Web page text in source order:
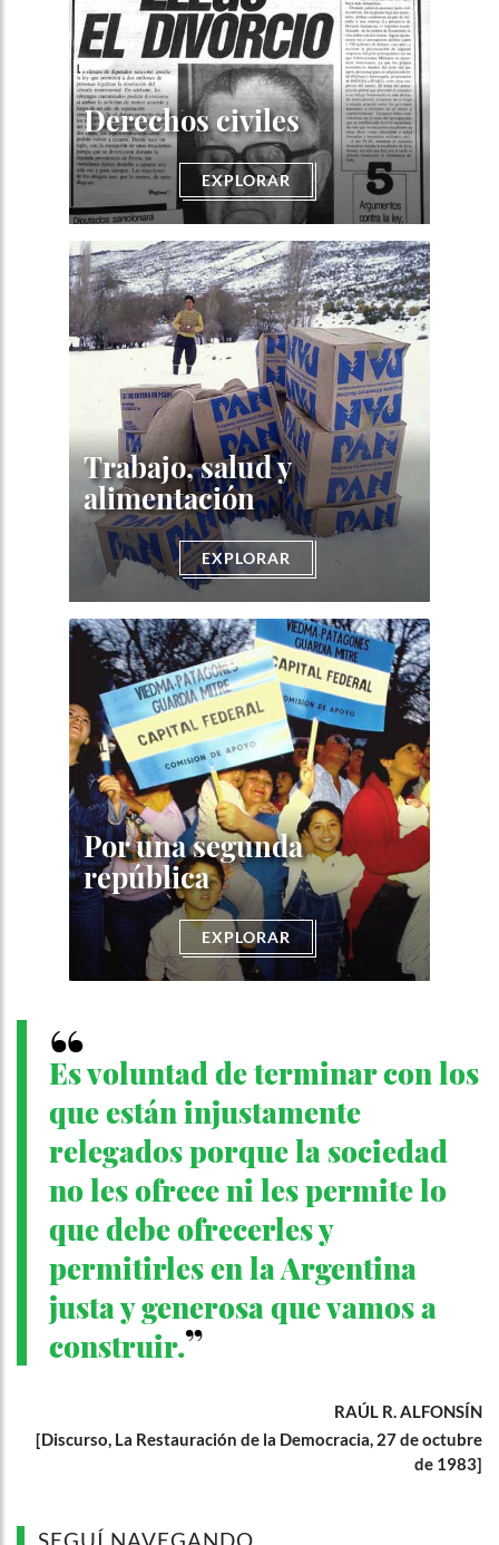
Derechos civiles
EXPLORAR
Trabajo, salud y
alimentación
EXPLORAR
Por una segunda
república
EXPLORAR
Es voluntad de terminar con los
que están injustamente
relegados porque la sociedad
no les ofrece ni les permite lo
que debe ofrecerles y
permitirles en la Argentina
justa y generosa que vamos a
construir.
RAÚL R. ALFONSÍN
[Discurso, La Restauración de la Democracia, 27 de octubre
de 1983]
SEGUÍ NAVEGANDO